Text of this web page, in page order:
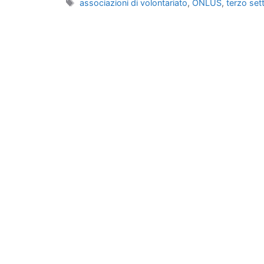
Tag
associazioni di volontariato, ONLUS,terzo